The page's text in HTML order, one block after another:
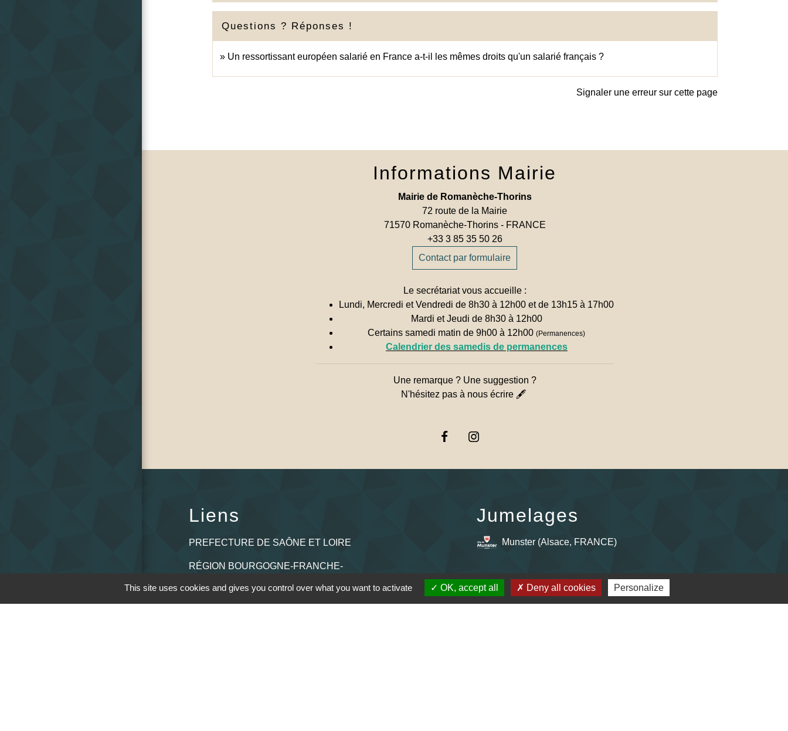
Questions ? Réponses !
Un ressortissant européen salarié en France a-t-il les mêmes droits qu'un salarié français ?
Signaler une erreur sur cette page
Informations Mairie
Mairie de Romanèche-Thorins
72 route de la Mairie
71570 Romanèche-Thorins - FRANCE
+33 3 85 35 50 26
Contact par formulaire
Le secrétariat vous accueille :
Lundi, Mercredi et Vendredi de 8h30 à 12h00 et de 13h15 à 17h00
Mardi et Jeudi de 8h30 à 12h00
Certains samedi matin de 9h00 à 12h00(Permanences)
Calendrier des samedis de permanences
Une remarque ? Une suggestion ?
N'hésitez pas à nous écrire 🖋
Liens
PREFECTURE DE SAÔNE ET LOIRE
RÉGION BOURGOGNE-FRANCHE-
CONSEIL DÉPARTEMENTAL DE
Jumelages
Munster (Alsace, FRANCE)
This site uses cookies and gives you control over what you want to activate OK, accept all Deny all cookies Personalize